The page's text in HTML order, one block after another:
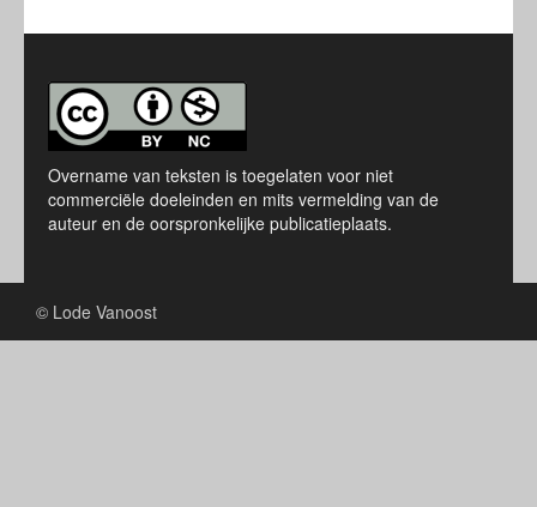
Overname van teksten is toegelaten voor niet
commerciële doeleinden en mits vermelding van de
auteur en de oorspronkelijke publicatieplaats.
© Lode Vanoost